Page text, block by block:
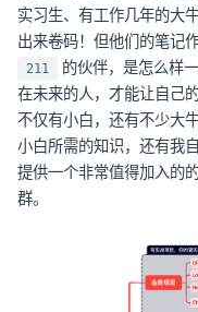
实习生、有工作几年的大
出来卷码！但他们的笔记
211
的伙伴，是怎么样
在未来的人，才能让自己
不仅有小白，还有不少大
小白所需的知识，还有我
提供一个非常值得加入的
群。